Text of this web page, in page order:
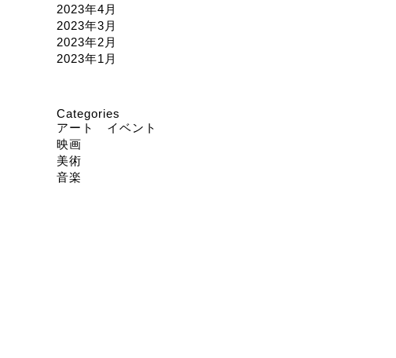
2023年4月
2023年3月
2023年2月
2023年1月
Categories
アート イベント
映画
美術
音楽